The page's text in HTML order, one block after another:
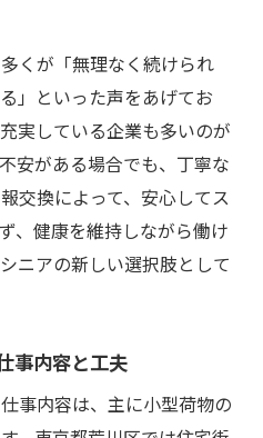
くが「無理なく続けられ
」といった声をあげてお
実している企業も多いのが
安がある場合でも、丁寧な
交換によって、安心してス
、健康を維持しながら働け
ニアの新しい選択肢として
事内容と工夫
事内容は、主に小型荷物の